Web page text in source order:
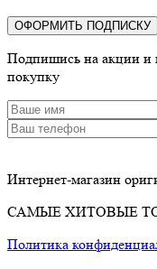
ОФОРМИТЬ ПОДПИСКУ
Подпишись на акции и
покупку
Интернет-магазин
САМЫЕ ХИТОВЫЕ
Политика